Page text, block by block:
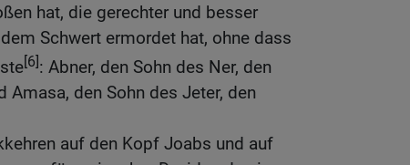
hat, die gerechter und besser
Schwert ermordet hat, ohne dass
[6]: Abner, den Sohn des Ner, den
Amasa, den Sohn des Jeter, den
auf den Kopf Joabs und auf